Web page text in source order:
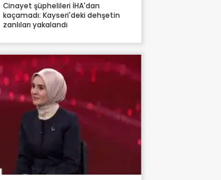
Cinayet şüphelileri İHA'dan
kaçamadı: Kayseri'deki dehşetin
zanlıları yakalandı